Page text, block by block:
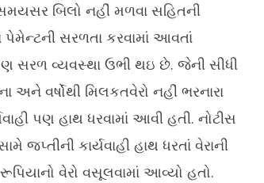
બિલો નહીં મળવા સહિતની
સરળતા કરવામાં આવતાં
સરળ વ્યવસ્થા ઉભી થઇ છે. જેની સીધી
વર્ષોથી મિલકતવેરો નહીં ભરનારા
પણ હાથ ધરવામાં આવી હતી. નોટીસ
જપ્તીની કાર્યવાહી હાથ ધરતાં વેરાની
વેરો વસૂલવામાં આવ્યો હતો.